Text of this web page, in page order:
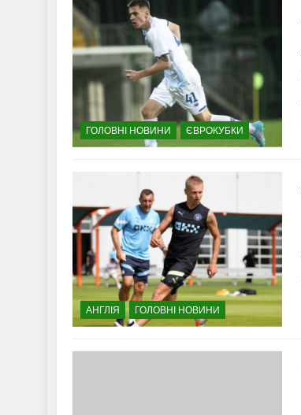
ГОЛОВНІ НОВИНИ ЄВРОКУБКИ
АНГЛІЯ ГОЛОВНІ НОВИНИ